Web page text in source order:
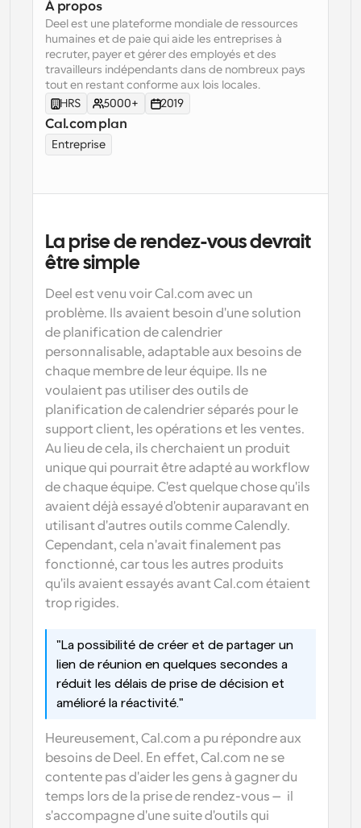
Programmation surpuissante avec des appels
alimentés par l'IA
Flux de travail
Automatiser la planification et les rappels
Blog
Restez à jour avec les dernières nouvelles et mises à
jour
Réunions instantanées
Rencontrez des clients en quelques minutes
Liens de groupe dynamique
Webhooks
Soyez informé lorsque quelque chose se passe
La prise de rendez-vous devrait
être simple
Deel est venu voir Cal.com avec un
problème. Ils avaient besoin d'une solution
de planification de calendrier
personnalisable, adaptable aux besoins de
chaque membre de leur équipe. Ils ne
voulaient pas utiliser des outils de
planification de calendrier séparés pour le
support client, les opérations et les ventes.
Au lieu de cela, ils cherchaient un produit
unique qui pourrait être adapté au workflow
de chaque équipe. C'est quelque chose qu'ils
avaient déjà essayé d'obtenir auparavant en
utilisant d'autres outils comme Calendly.
Cependant, cela n'avait finalement pas
fonctionné, car tous les autres produits
qu'ils avaient essayés avant Cal.com étaient
trop rigides.
"La possibilité de créer et de partager un
lien de réunion en quelques secondes a
réduit les délais de prise de décision et
amélioré la réactivité."
Heureusement, Cal.com a pu répondre aux
besoins de Deel. En effet, Cal.com ne se
contente pas d'aider les gens à gagner du
temps lors de la prise de rendez-vous — il
s'accompagne d'une suite d'outils qui
À propos
Deel est une plateforme mondiale de ressources
humaines et de paie qui aide les entreprises à
recruter, payer et gérer des employés et des
travailleurs indépendants dans de nombreux pays
tout en restant conforme aux lois locales.
HRS
5000+ 2019
Cal.com plan
Entreprise